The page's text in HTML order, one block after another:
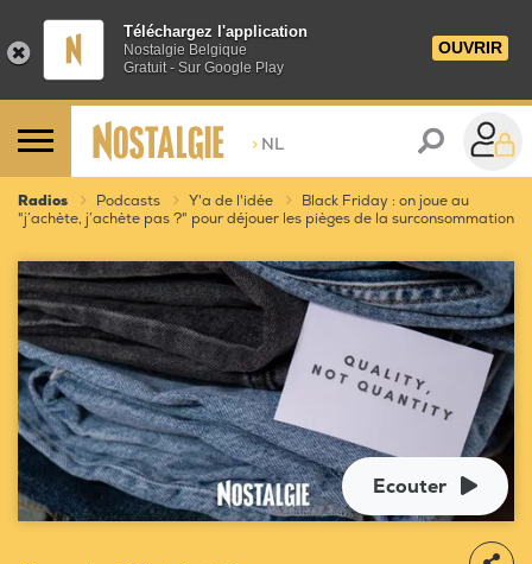
Téléchargez l'application
Nostalgie Belgique
Gratuit - Sur Google Play
OUVRIR
> NL
Radios Podcasts Y'a de l'idée
Black Friday : on joue au
"j’achète, j’achète pas ?" pour déjouer les pièges de la surconsommation
Ecouter